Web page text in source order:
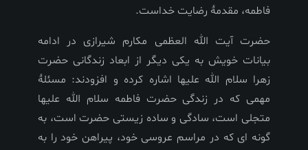
فاطمه، مقدمۀ رضایت خداست.
حضرت آیت الله العظمی مکارم شیرازی در ادامه
بیانات خویش به یکی دیگر از ابعاد زندگانی حضرت
زهرا سلام الله علیها اشاره کرده و افزودند: مسئلۀ
مهمی که در زندگی حضرت فاطمه سلام الله علیها
متجلی است، سادگی و ساده زیستی حضرت است، به
گونه ای که در مراسم عروسی خود، پیراهن خود را به